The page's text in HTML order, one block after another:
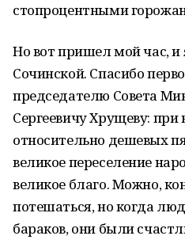
стопроцентными
Но вот пришел мой час, и
Сочинской. Спасибо
председателю Совета
Сергеевичу Хрущеву:
относительно дешевых
великое переселение
великое благо. Можно,
потешаться, но когда
бараков, они были